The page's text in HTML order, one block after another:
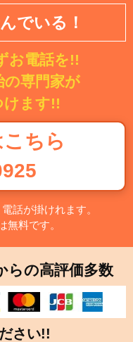
でいる！
お電話を!!
の専門家が
けます!!
ちら
話が掛けれます。
無料です。
の高評価多数
さい!!